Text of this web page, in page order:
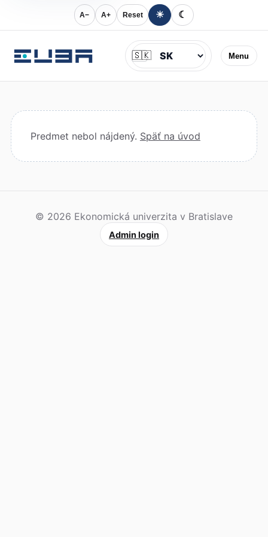
A− A+ Reset ☀ ☾
Menu
Jazyk
🇸🇰
Predmet nebol nájdený. Späť na úvod
© 2026 Ekonomická univerzita v Bratislave
Admin login